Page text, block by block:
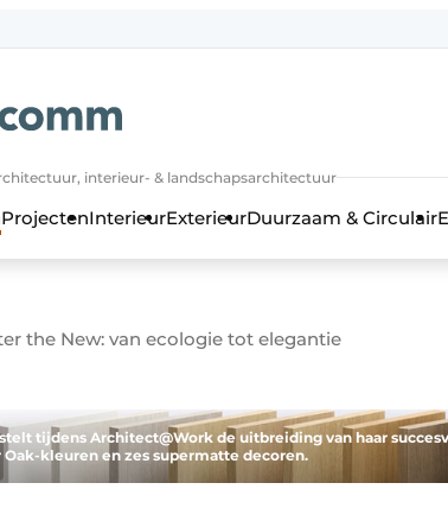
interieur- & landschapsarchitectuur
ProjectenInterieurExterieurDuurzaam & Circulair
the New: van ecologie tot elegantie
tijdens Architect@Work de uitbreiding van haar
Oak-kleuren en zes supermatte decoren.